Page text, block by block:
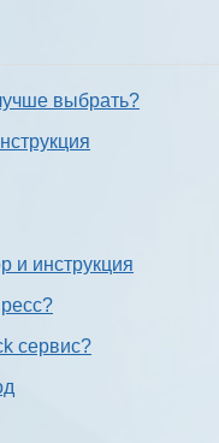
выбрать?
и инструкция
сервис?